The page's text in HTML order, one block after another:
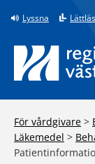
Till innehåll på
Lyssna
För vårdgivare >
Läkemedel >